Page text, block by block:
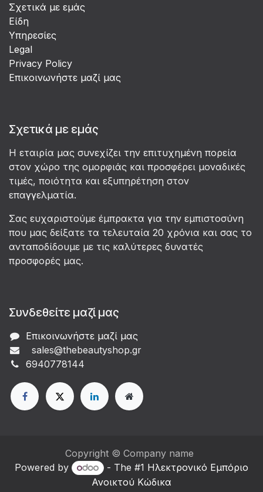
Σχετικά με εμάς
Είδη
Υπηρεσίες
Legal
Privacy Policy
Επικοινωνήστε μαζί μας
Σχετικά με εμάς
Η εταιρία μας συνεχίζει την επιτυχημένη πορεία
στον χώρο της ομορφιάς και προσφέρει μοναδικές
τιμές, ποιότητα και εξυπηρέτηση στον
επαγγελματία.
Σας ευχαριστούμε έμπρακτα για την εμπιστοσύνη
που μας δείξατε τα τελευταία 20 χρόνια και σας το
ανταποδίδουμε με τις καλύτερες δυνατές
προσφορές μας.
Συνδεθείτε μαζί μας
Επικοινωνήστε μαζί μας
sales@thebeautyshop.gr
6940778144
Copyright © Company name
Powered by
- The #1 Ηλεκτρονικό Eμπόριο
Ανοικτού Κώδικα